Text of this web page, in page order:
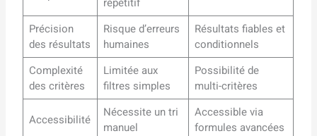
Précision
des résultats
Risque d’erreurs
humaines
Résultats fiables et
conditionnels
Complexité
des critères
Limitée aux
filtres simples
Possibilité de
multi-critères
Accessibilité
Nécessite un tri
manuel
Accessible via
formules avancées